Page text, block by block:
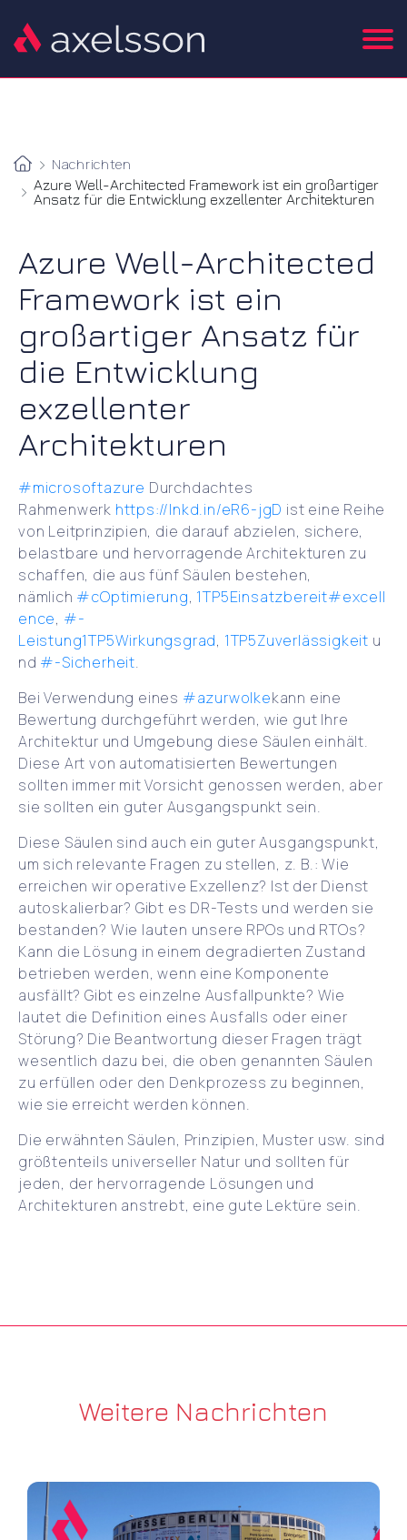
Nachrichten
Azure Well-Architected Framework ist ein großartiger
Ansatz für die Entwicklung exzellenter Architekturen
Azure Well-Architected
Framework ist ein
großartiger Ansatz für
die Entwicklung
exzellenter
Architekturen
#microsoftazure Durchdachtes
Rahmenwerk https://lnkd.in/eR6-jgD ist eine Reihe
von Leitprinzipien, die darauf abzielen, sichere,
belastbare und hervorragende Architekturen zu
schaffen, die aus fünf Säulen bestehen,
nämlich #cOptimierung, 1TP5Einsatzbereit#excell
ence, #-
Leistung1TP5Wirkungsgrad, 1TP5Zuverlässigkeit u
nd #-Sicherheit.
Bei Verwendung eines #azurwolkekann eine
Bewertung durchgeführt werden, wie gut Ihre
Architektur und Umgebung diese Säulen einhält.
Diese Art von automatisierten Bewertungen
sollten immer mit Vorsicht genossen werden, aber
sie sollten ein guter Ausgangspunkt sein.
Diese Säulen sind auch ein guter Ausgangspunkt,
um sich relevante Fragen zu stellen, z. B.: Wie
erreichen wir operative Exzellenz? Ist der Dienst
autoskalierbar? Gibt es DR-Tests und werden sie
bestanden? Wie lauten unsere RPOs und RTOs?
Kann die Lösung in einem degradierten Zustand
betrieben werden, wenn eine Komponente
ausfällt? Gibt es einzelne Ausfallpunkte? Wie
lautet die Definition eines Ausfalls oder einer
Störung? Die Beantwortung dieser Fragen trägt
wesentlich dazu bei, die oben genannten Säulen
zu erfüllen oder den Denkprozess zu beginnen,
wie sie erreicht werden können.
Die erwähnten Säulen, Prinzipien, Muster usw. sind
größtenteils universeller Natur und sollten für
jeden, der hervorragende Lösungen und
Architekturen anstrebt, eine gute Lektüre sein.
Weitere Nachrichten